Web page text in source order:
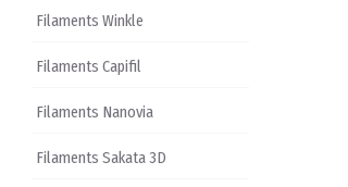
Filaments Winkle
Filaments Capifil
Filaments Nanovia
Filaments Sakata 3D